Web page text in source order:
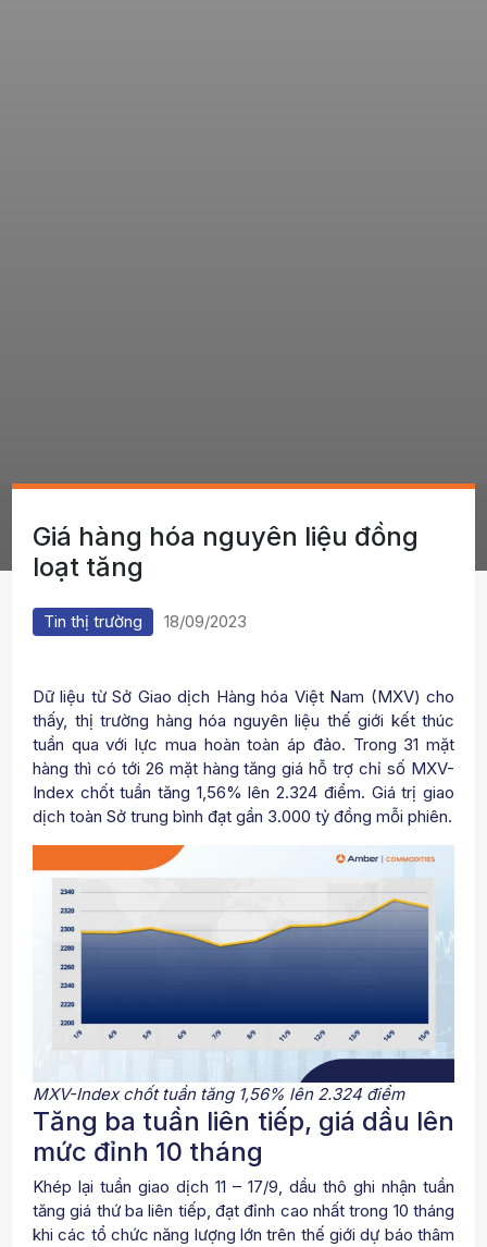
Giá hàng hóa nguyên liệu đồng
loạt tăng
Tin thị trường 18/09/2023
Dữ liệu từ Sở Giao dịch Hàng hóa Việt Nam (MXV) cho
thấy, thị trường hàng hóa nguyên liệu thế giới kết thúc
tuần qua với lực mua hoàn toàn áp đảo. Trong 31 mặt
hàng thì có tới 26 mặt hàng tăng giá hỗ trợ chỉ số MXV-
Index chốt tuần tăng 1,56% lên 2.324 điểm. Giá trị giao
dịch toàn Sở trung bình đạt gần 3.000 tỷ đồng mỗi phiên.
MXV-Index chốt tuần tăng 1,56% lên 2.324 điểm
Tăng ba tuần liên tiếp, giá dầu lên
mức đỉnh 10 tháng
Khép lại tuần giao dịch 11 – 17/9, dầu thô ghi nhận tuần
tăng giá thứ ba liên tiếp, đạt đỉnh cao nhất trong 10 tháng
khi các tổ chức năng lượng lớn trên thế giới dự báo thâm